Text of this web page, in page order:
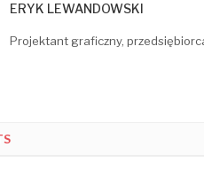
ERYK LEWANDOWSKI
Projektant graficzny,